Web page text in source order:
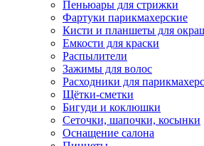
Пеньюары для стрижки
Фартуки парикмахерские
Кисти и планшеты для
Емкости для краски
Распылители
Зажимы для волос
Расходники для
Щётки-сметки
Бигуди и коклюшки
Сеточки, шапочки, косынки
Оснащение салона